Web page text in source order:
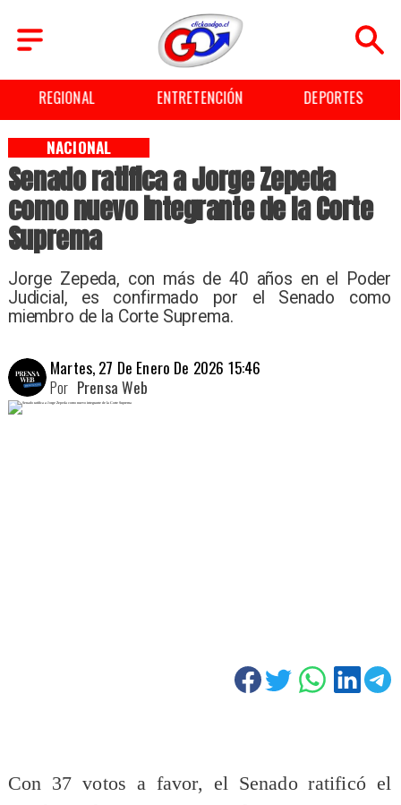
REGIONAL ENTRETENCIÓN DEPORTES
Senado ratifica a Jorge Zepeda
como nuevo integrante de la Corte
Suprema
Jorge Zepeda, con más de 40 años en el Poder
Judicial, es confirmado por el Senado como
miembro de la Corte Suprema.
NACIONAL
Martes, 27 De Enero De 2026 15:46
Prensa Web
Por
Con 37 votos a favor, el Senado ratificó el